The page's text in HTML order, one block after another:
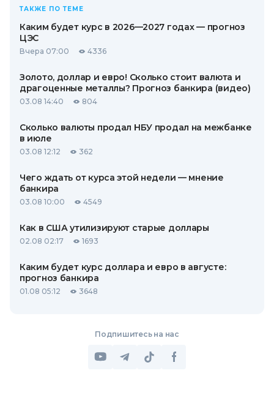
ТАКЖЕ ПО ТЕМЕ
Каким будет курс в 2026—2027 годах — прогноз
ЦЭС
Вчера 07:00 4336
Золото, доллар и евро! Сколько стоит валюта и
драгоценные металлы? Прогноз банкира (видео)
03.08 14:40 804
Сколько валюты продал НБУ продал на межбанке
в июле
03.08 12:12 362
Чего ждать от курса этой недели — мнение
банкира
03.08 10:00 4549
Как в США утилизируют старые доллары
02.08 02:17 1693
Каким будет курс доллара и евро в августе:
прогноз банкира
01.08 05:12 3648
Подпишитесь на нас